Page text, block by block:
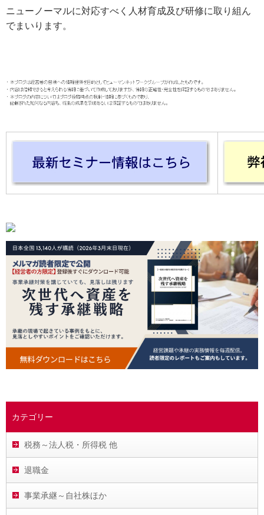
カテゴリー
税務～法人税・所得税 他
退職金
事業承継～自社株ほか
ニューノーマルに対応すべく人材育成及び研修に取り組ん
でまいります。